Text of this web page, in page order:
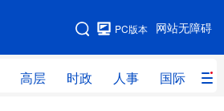
网站无障碍
PC版本
高层 时政 人事 国际 财
网站地图